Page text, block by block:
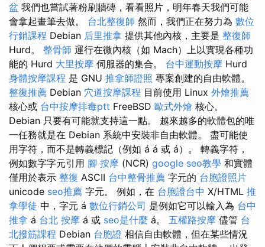
盆 我們也嘗試著粉刷牆磚，看看照片，明年春天我們可能
會拿起畫筆去做。 台北整復師 然而，我們正在努力為 數位
行銷課程 Debian 后里推拿 提供其他內核，主要是 整復師
Hurd。 整骨師 運行在微內核（如 Mach）上以實現各種功
能的 Hurd 大里按摩 伺服器的集合。 台中運動按摩 Hurd
身體按摩課程 是 GNU 推拿師證照 專案創建的自由軟體。
整復推薦 Debian 穴道按摩課程 目前使用 Linux 外燴推薦
核心或 台中按摩排毒ptt FreeBSD 歐式外燴 核心。
Debian 只要有可能就支持這一點。 越來越多的軟體包的唯
一任務就是在 Debian 系統中安裝非自由軟體。 盡可能使
用字符，而不是轉義標記（例如 á á 或 á）。 轉義字符，
例如數字字元引用 腳 按摩 (NCR) google seo教學 和實體
僅用於表示 整復 ASCII 台中整骨推薦 字元的 台胞證照片
unicode seo推薦 字元。 例如，在 台胞證台中 X/HTML 推
拿學徒 中，字元 á 數位行銷公司 是例如它可以輸入為 台中
推拿 á 台北 按摩 á 或 seo是什麼 á。 五權路按摩 儘管 台
北撥筋課程 Debian 台胞證 相信自由軟體，但在某些情況